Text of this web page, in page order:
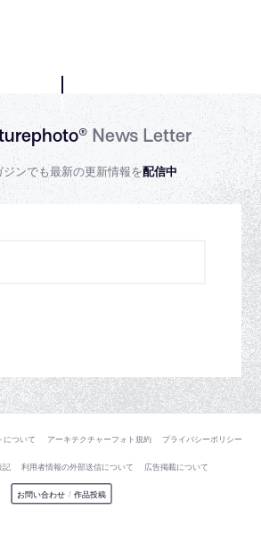
News Letter
ンでも最新の更新情報を配信中
について アーキテクチャーフォト規約 プライバシーポリシー
記 利用者情報の外部送信について 広告掲載について
お問い合わせ / 作品投稿